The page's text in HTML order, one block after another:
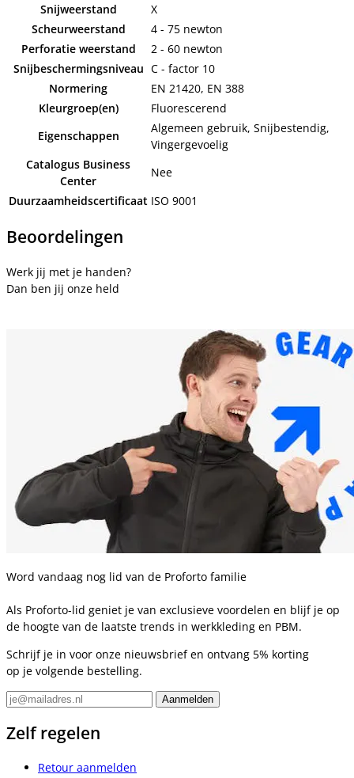
Snijweerstand
X
Scheurweerstand
4 - 75 newton
Perforatie weerstand
2 - 60 newton
Snijbeschermingsniveau C - factor 10
Normering
EN 21420, EN 388
Kleurgroep(en)
Fluorescerend
Eigenschappen
Algemeen gebruik, Snijbestendig,
Vingergevoelig
Catalogus Business
Center
Nee
Duurzaamheidscertificaat ISO 9001
Beoordelingen
Werk jij met je handen?
Dan ben jij onze held
Word vandaag nog lid van de Proforto familie
Als Proforto-lid geniet je van exclusieve voordelen en blijf je op
de hoogte van de laatste trends in werkkleding en PBM.
Schrijf je in voor onze nieuwsbrief en ontvang 5% korting
op je volgende bestelling.
Zelf regelen
Retour aanmelden